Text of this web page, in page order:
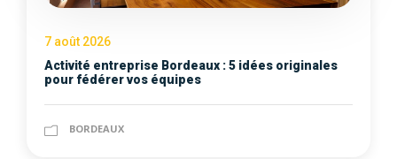
7 août 2026
Activité entreprise Bordeaux : 5 idées originales
pour fédérer vos équipes
BORDEAUX